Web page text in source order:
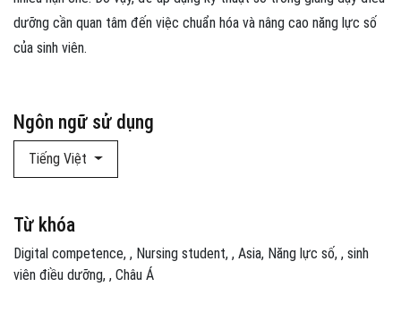
Ngôn ngữ sử dụng
Tiếng Việt
dưỡng cần quan tâm đến việc chuẩn hóa và nâng cao năng lực số
của sinh viên.
Từ khóa
Digital competence , Nursing student , Asia Năng lực số , sinh
viên điều dưỡng , Châu Á